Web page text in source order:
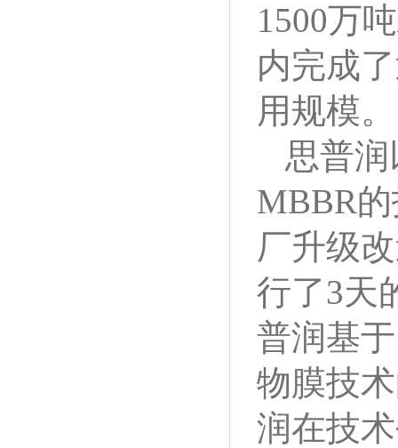
1500万
内完成
用规模。
思普
MBBR
厂升级
行了3天
普润基
物膜技
润在技